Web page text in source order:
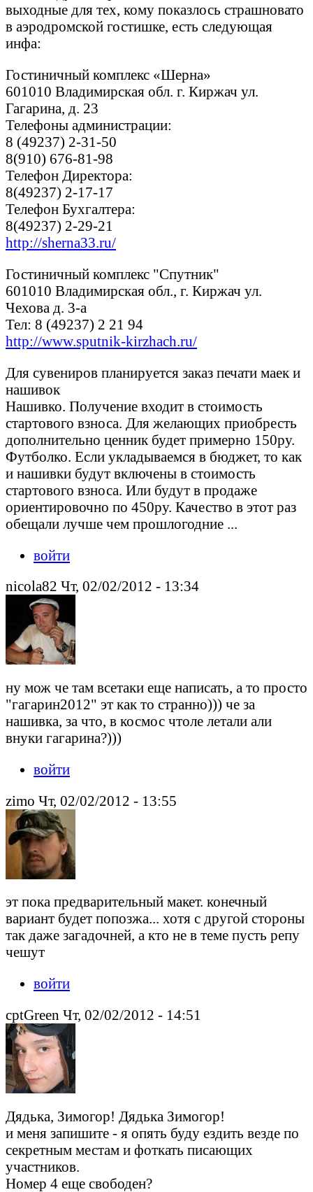
выходные для тех, кому показлось страшновато
в аэродромской гостишке, есть следующая
инфа:
Гостиничный комплекс «Шерна»
601010 Владимирская обл. г. Киржач ул.
Гагарина, д. 23
Телефоны администрации:
8 (49237) 2-31-50
8(910) 676-81-98
Телефон Директора:
8(49237) 2-17-17
Телефон Бухгалтера:
8(49237) 2-29-21
http://sherna33.ru/
Гостиничный комплекс "Спутник"
601010 Владимирская обл., г. Киржач ул.
Чехова д. 3-а
Тел: 8 (49237) 2 21 94
http://www.sputnik-kirzhach.ru/
Для сувениров планируется заказ печати маек и
нашивок
Нашивко. Получение входит в стоимость
стартового взноса. Для желающих приобресть
дополнительно ценник будет примерно 150ру.
Футболко. Если укладываемся в бюджет, то как
и нашивки будут включены в стоимость
стартового взноса. Или будут в продаже
ориентировочно по 450ру. Качество в этот раз
обещали лучше чем прошлогодние ...
войти
nicola82 Чт, 02/02/2012 - 13:34
ну мож че там всетаки еще написать, а то просто
"гагарин2012" эт как то странно))) че за
нашивка, за что, в космос чтоле летали али
внуки гагарина?)))
войти
zimo Чт, 02/02/2012 - 13:55
эт пока предварительный макет. конечный
вариант будет попозжа... хотя с другой стороны
так даже загадочней, а кто не в теме пусть репу
чешут
войти
cptGreen Чт, 02/02/2012 - 14:51
Дядька, Зимогор! Дядька Зимогор!
и меня запишите - я опять буду ездить везде по
секретным местам и фоткать писающих
участников.
Номер 4 еще свободен?